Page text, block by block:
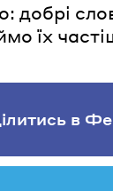
добрі
їх
в